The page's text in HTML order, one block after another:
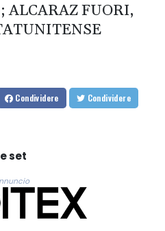
FUORI,
Condividere Condividere
set